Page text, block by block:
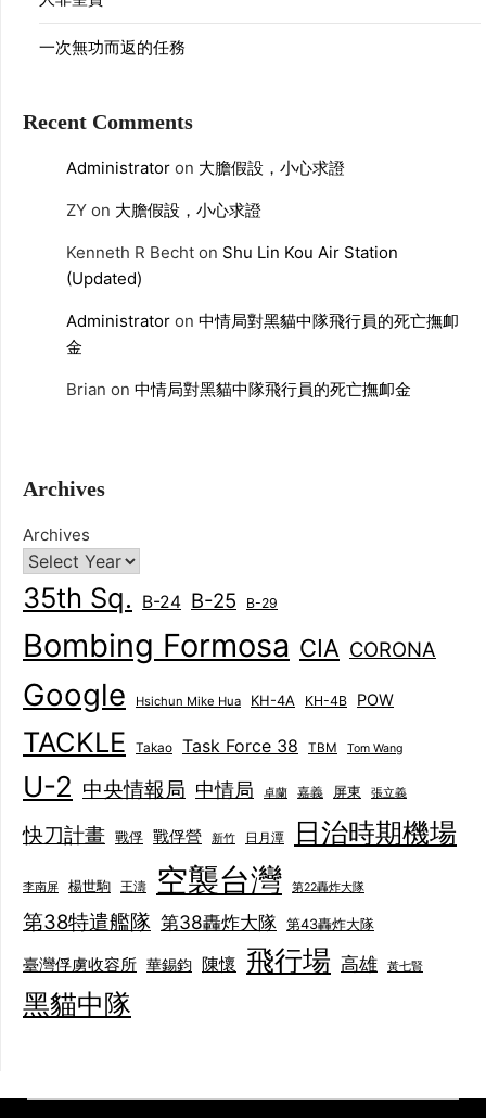
一次無功而返的任務
Recent Comments
Administrator on 大膽假設，小心求證
ZY on 大膽假設，小心求證
Kenneth R Becht on Shu Lin Kou Air Station
(Updated)
Administrator on 中情局對黑貓中隊飛行員的死亡撫卹
金
Brian on 中情局對黑貓中隊飛行員的死亡撫卹金
Archives
Archives
35th Sq. B-24 B-25 B-29
Bombing Formosa CIA CORONA
Google Hsichun Mike Hua KH-4A KH-4B POW
TACKLE Takao Task Force 38 TBM Tom Wang
U-2 中央情報局 中情局 卓蘭 嘉義 屏東 張立義
快刀計畫 戰俘 戰俘營 新竹 日月潭 日治時期機場
李南屏 楊世駒 王濤 空襲台灣 第22轟炸大隊
第38特遣艦隊 第38轟炸大隊 第43轟炸大隊
臺灣俘虜收容所 華錫鈞 陳懷 飛行場 高雄 黃七賢
黑貓中隊